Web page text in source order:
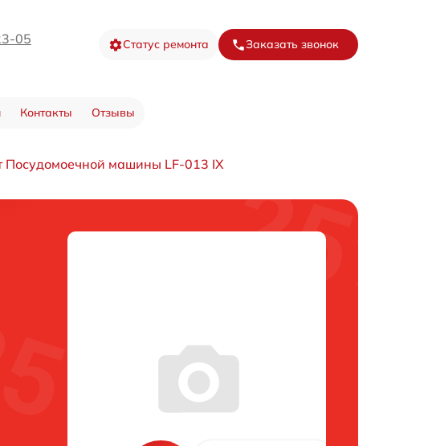
05 Статус ремонта Заказать звонок
Контакты Отзывы
Посудомоечной машины LF-013 IX